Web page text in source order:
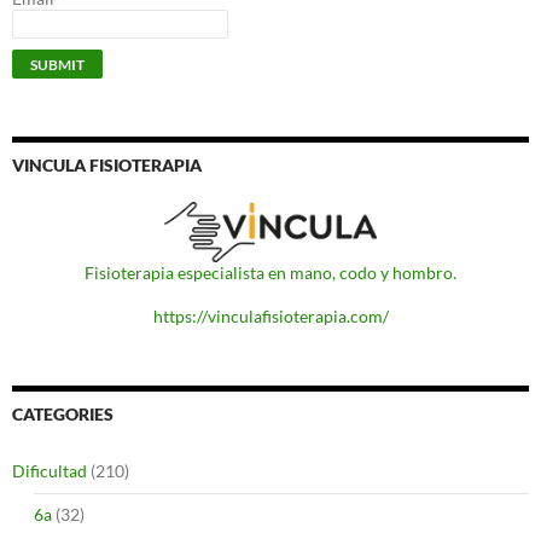
VINCULA FISIOTERAPIA
Fisioterapia especialista en mano, codo y hombro.
https://vinculafisioterapia.com/
CATEGORIES
Dificultad (210)
6a (32)